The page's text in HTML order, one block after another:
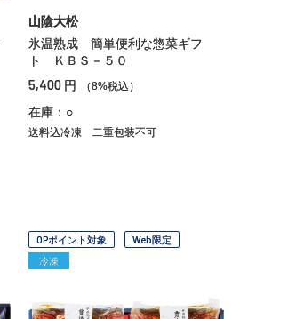
山陰大松
氷温熟成 簡単便利な惣菜ギフ
ト ＫＢＳ－５０
5,400 円 （8%税込）
在庫：○
送料込冷凍 二重包装不可
OPポイント対象
Web限定
冷凍